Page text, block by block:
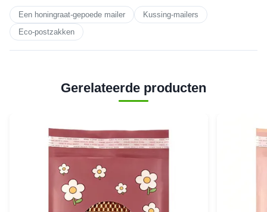
Een honingraat-gepoede mailer
Kussing-mailers
Eco-postzakken
Gerelateerde producten